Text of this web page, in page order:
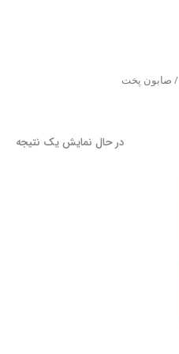
/ صابون پخت
در حال نمایش یک نتیجه